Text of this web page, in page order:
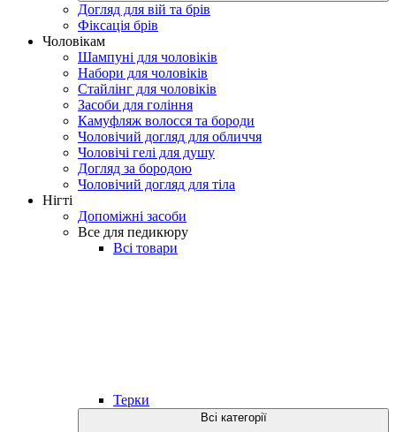
Догляд для вій та брів
Фіксація брів
Чоловікам
Шампуні для чоловіків
Набори для чоловіків
Стайлінг для чоловіків
Засоби для гоління
Камуфляж волосся та бороди
Чоловічий догляд для обличчя
Чоловічі гелі для душу
Догляд за бородою
Чоловічий догляд для тіла
Нігті
Допоміжні засоби
Все для педикюру
Всі товари
Терки
Всі категорії